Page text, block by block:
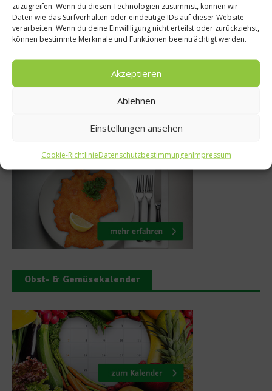
zuzugreifen. Wenn du diesen Technologien zustimmst, können wir
Daten wie das Surfverhalten oder eindeutige IDs auf dieser Website
verarbeiten. Wenn du deine Einwillligung nicht erteilst oder zurückziehst,
können bestimmte Merkmale und Funktionen beeinträchtigt werden.
Akzeptieren
Ablehnen
Einstellungen ansehen
Cookie-RichtlinieDatenschutzbestimmungenImpressum
News
Jakobsweg
Köche à la
Was isst Deutschland
Obst- & Gemüsekalender